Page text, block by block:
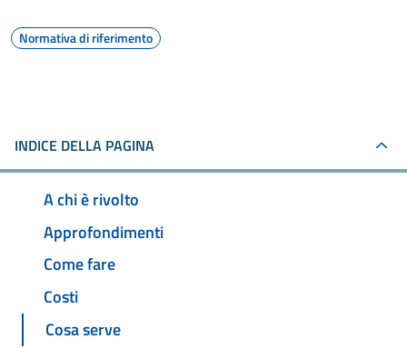
Normativa di riferimento
INDICE DELLA PAGINA
A chi è rivolto
Approfondimenti
Come fare
Costi
Cosa serve